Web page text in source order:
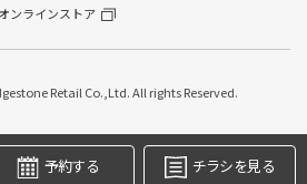
オンラインストア
Retail Co.,Ltd. All rights Reserved.
予約する チラシを見る
え順番待ち予約 ※クローク契約会員の